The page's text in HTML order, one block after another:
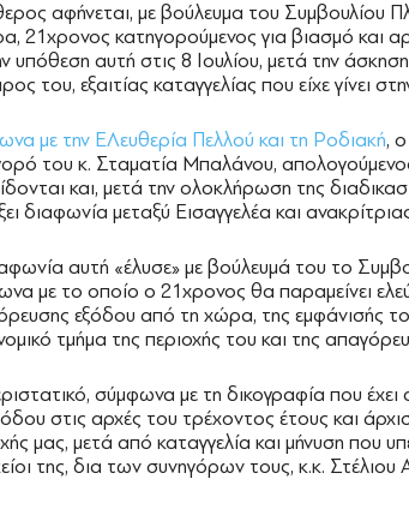
αφήνεται, με βούλευμα του Συμβουλίου
21χρονος κατηγορούμενος για βιασμό και
υπόθεση αυτή στις 8 Ιουλίου, μετά την
του, εξαιτίας καταγγελίας που είχε γίνει
με την ΕΛευθερία Πελλού και τη Ροδιακή,
του κ. Σταματία Μπαλάνου,
και, μετά την ολοκλήρωση της
διαφωνία μεταξύ Εισαγγελέα και
αυτή «έλυσε» με βούλευμά του το
με το οποίο ο 21χρονος θα παραμείνει
εξόδου από τη χώρα, της εμφάνισής
τμήμα της περιοχής του και της
σύμφωνα με τη δικογραφία που έχει
στις αρχές του τρέχοντος έτους και
μας, μετά από καταγγελία και μήνυση που
της, δια των συνηγόρων τους, κ.κ.